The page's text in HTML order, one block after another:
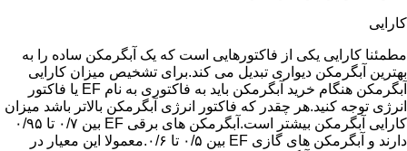
کارایی
مطمئنا کارایی یکی از فاکتورهایی است که یک آبگرمکن ساده را به
بهترین آبگرمکن دیواری تبدیل می کند.برای تشخیص میزان کارایی
آبگرمکن هنگام خرید آبگرمکن باید به فاکتوری به نام EF یا فاکتور
انرژی توجه کنید.هر چقدر که فاکتور انرژی آبگرمکن بالاتر باشد میزان
کارایی آبگرمکن بیشتر است.آبگرمکن های برقی EF بین ۰/۷ تا ۰/۹۵
دارند و آبگرمکن های گازی EF بین ۰/۵ تا ۰/۶.معمولا این معیار در